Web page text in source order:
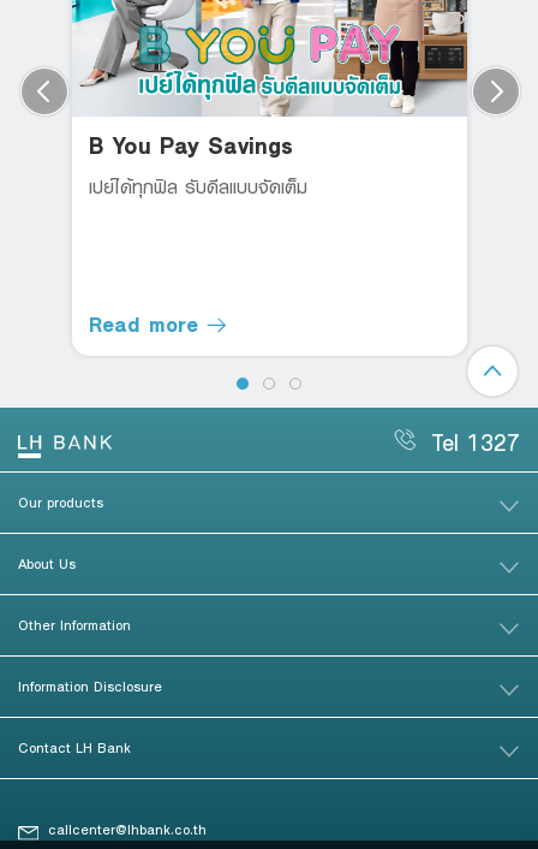
B You Pay Savings
เปย์ได้ทุกฟิล รับดีลแบบจัดเต็ม
Read more
Tel 1327
Our products
About Us
Other Information
Information Disclosure
Contact LH Bank
callcenter@lhbank.co.th